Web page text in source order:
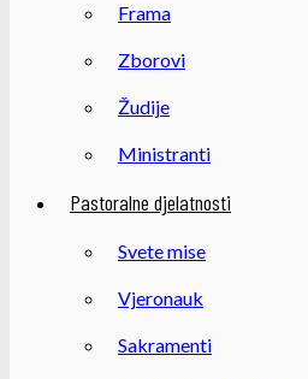
Frama
Zborovi
Žudije
Ministranti
Pastoralne djelatnosti
Svete mise
Vjeronauk
Sakramenti